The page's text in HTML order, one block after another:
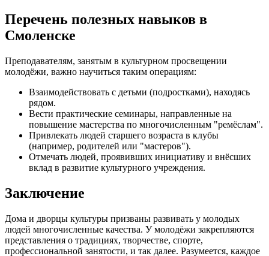
Перечень полезных навыков в
Смоленске
Преподавателям, занятым в культурном просвещении
молодёжи, важно научиться таким операциям:
Взаимодействовать с детьми (подростками), находясь
рядом.
Вести практические семинары, направленные на
повышение мастерства по многочисленным "ремёслам".
Привлекать людей старшего возраста в клубы
(например, родителей или "мастеров").
Отмечать людей, проявивших инициативу и внёсших
вклад в развитие культурного учреждения.
Заключение
Дома и дворцы культуры призваны развивать у молодых
людей многочисленные качества. У молодёжи закрепляются
представления о традициях, творчестве, спорте,
профессиональной занятости, и так далее. Разумеется, каждое